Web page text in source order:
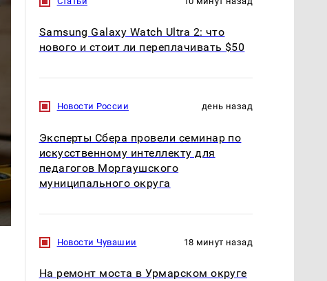
Samsung Galaxy Watch Ultra 2: что
нового и стоит ли переплачивать $50
Новости России день назад
Эксперты Сбера провели семинар по
искусственному интеллекту для
педагогов Моргаушского
муниципального округа
Новости Чувашии 18 минут назад
На ремонт моста в Урмарском округе